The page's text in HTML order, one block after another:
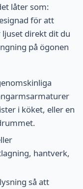
låter som:
för att
ljuset direkt dit du
på ögonen
i köket, eller en
hantverk,
så att